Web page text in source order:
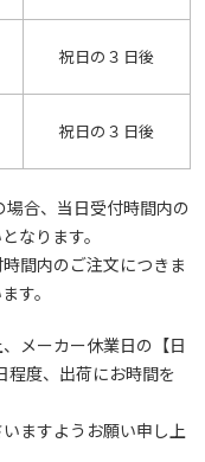
祝日の３日後
祝日の３日後
合、当日受付時間内の
なります。
間内のご注文につきま
す。
メーカー休業日の【日
程度、出荷にお時間を
ますようお願い申し上